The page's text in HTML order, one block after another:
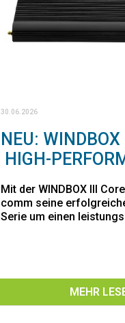
30.06.2026
NEU:
HIGH-
Mit der WINDBOX III
comm seine
Serie um einen
MEHR